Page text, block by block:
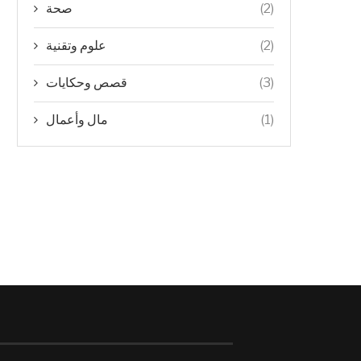
صحة (2)
علوم وتقنية (2)
قصص وحكايات (3)
مال وأعمال (1)